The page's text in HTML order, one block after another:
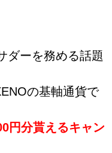
ダーを務める話題
の基軸通貨で
円分貰えるキャン